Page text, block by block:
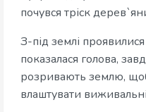
почувся тріск
З-під землі проявилися
показалася голова,
розривають землю,
влаштувати